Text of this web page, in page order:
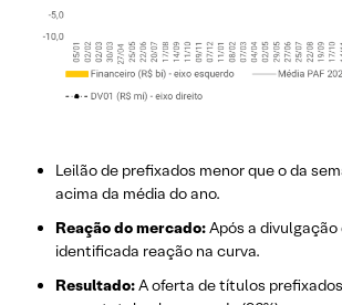
Leilão de prefixados menor que o da
acima da média do ano.
Reação do mercado:Após a
identificada reação na curva.
Resultado:A oferta de títulos